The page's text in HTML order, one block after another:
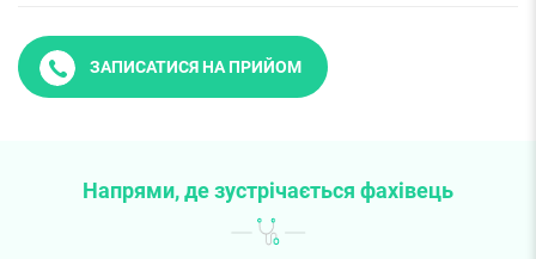
ЗАПИСАТИСЯ НА ПРИЙОМ
Напрями, де зустрічається фахівець